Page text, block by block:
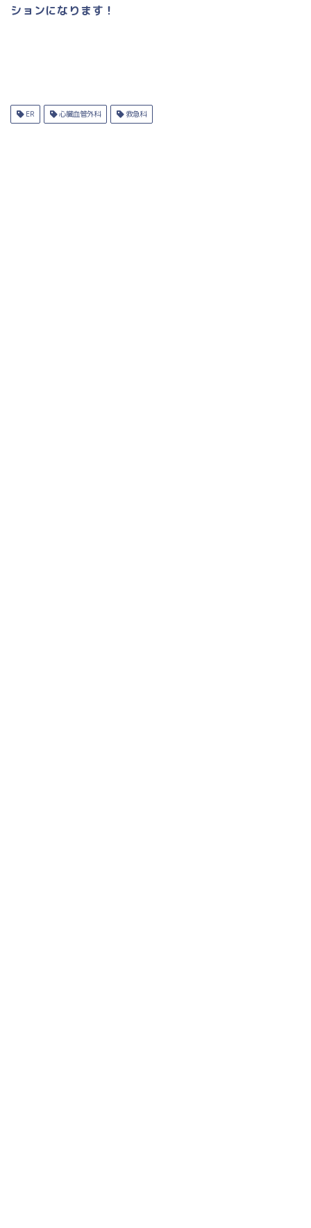
ションになります！
ER 心臓血管外科 救急科